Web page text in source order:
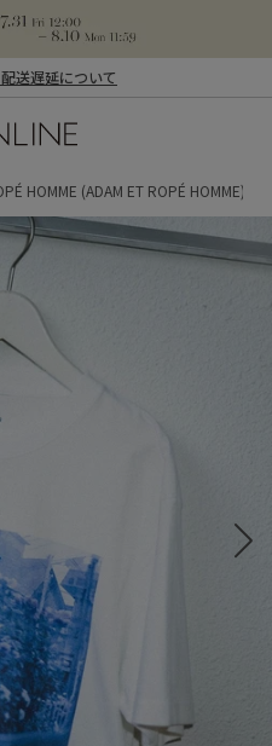
送遅延について
HOMME (ADAM ET ROPÉ HOMME)